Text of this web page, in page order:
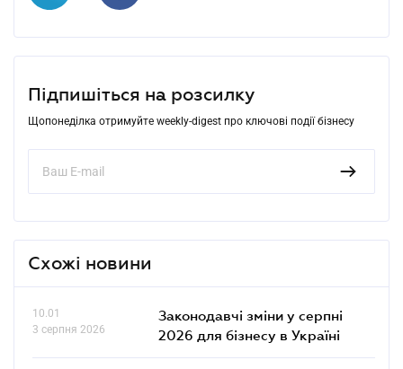
Підпишіться на розсилку
Щопонеділка отримуйте weekly-digest про ключові події бізнесу
Схожі новини
10.01
3 серпня 2026
Законодавчі зміни у серпні
2026 для бізнесу в Україні